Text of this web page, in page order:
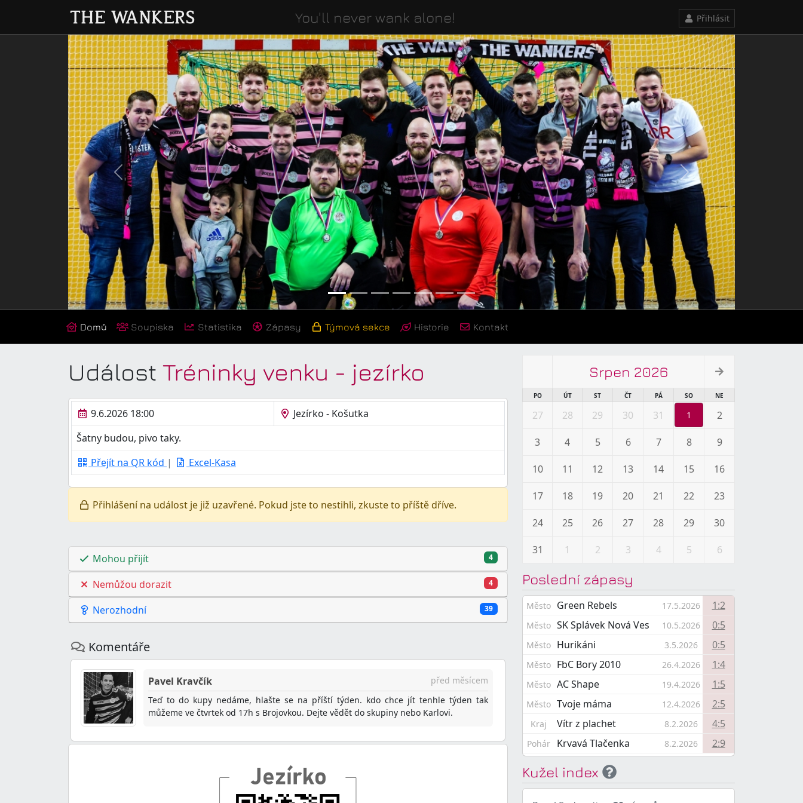
You'll never wank alone! Přihlásit
Previous Next
Domů Soupiska Statistika Zápasy Týmová sekce Historie Kontakt
Událost Tréninky venku - jezírko
9.6.2026 18:00
Jezírko - Košutka
Šatny budou, pivo taky.
Přejít na QR kód | Excel-Kasa
Přihlášení na událost je již uzavřené. Pokud jste to nestihli, zkuste to příště dříve.
Mohou přijít 4
Nemůžou dorazit 4
Nerozhodní 39
Komentáře
Pavel Kravčík
před měsícem
Teď to do kupy nedáme, hlašte se na příští týden. kdo chce jít tenhle týden tak
můžeme ve čtvrtek od 17h s Brojovkou. Dejte vědět do skupiny nebo Karlovi.
Srpen 2026
PO ÚT ST ČT PÁ SO NE
27 28 29 30 31 1 2
3 4 5 6 7 8 9
10 11 12 13 14 15 16
17 18 19 20 21 22 23
24 25 26 27 28 29 30
31 1 2 3 4 5 6
Poslední zápasy
Město Green Rebels 17.5.2026 1:2
Město SK Splávek Nová Ves 10.5.2026 0:5
Město Hurikáni 3.5.2026 0:5
Město FbC Bory 2010 26.4.2026 1:4
Město AC Shape 19.4.2026 1:5
Město Tvoje máma 12.4.2026 2:5
Kraj Vítr z plachet 8.2.2026 4:5
Pohár Krvavá Tlačenka 8.2.2026 2:9
Kužel index